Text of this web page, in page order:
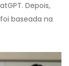
Depois,
baseada na